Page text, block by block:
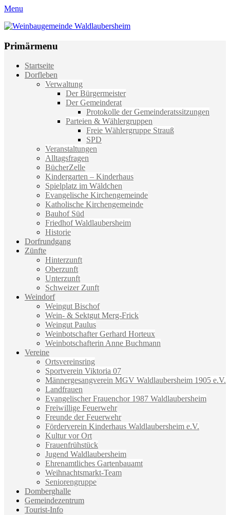
Menu
Weinbaugemeinde Waldlaubersheim
Primärmenu
Weiter
zum
Startseite
Dorfleben
Verwaltung
Der Bürgermeister
Der Gemeinderat
Protokolle der Gemeinderatssitzungen
Parteien & Wählergruppen
Freie Wählergruppe Strauß
SPD
Veranstaltungen
Alltagsfragen
BücherZelle
Kindergarten – Kinderhaus
Spielplatz im Wäldchen
Evangelische Kirchengemeinde
Katholische Kirchengemeinde
Bauhof Süd
Friedhof Waldlaubersheim
Historie
Dorfrundgang
Zünfte
Hinterzunft
Oberzunft
Unterzunft
Schweizer Zunft
Weindorf
Weingut Bischof
Wein- & Sektgut Merg-Frick
Weingut Paulus
Weinbotschafter Gerhard Horteux
Weinbotschafterin Anne Buchmann
Vereine
Ortsvereinsring
Sportverein Viktoria 07
Männergesangverein MGV Waldlaubersheim 1905 e.V.
Landfrauen
Evangelischer Frauenchor 1987 Waldlaubersheim
Freiwillige Feuerwehr
Freunde der Feuerwehr
Förderverein Kinderhaus Waldlaubersheim e.V.
Kultur vor Ort
Frauenfrühstück
Jugend Waldlaubersheim
Ehrenamtliches Gartenbauamt
Weihnachtsmarkt-Team
Seniorengruppe
Domberghalle
Gemeindezentrum
Tourist-Info